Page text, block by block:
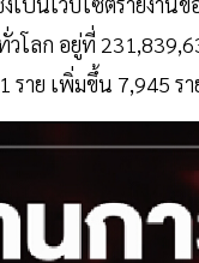
วโลก อยู่ที่
ราย เพิ่มขึ้น 7,945